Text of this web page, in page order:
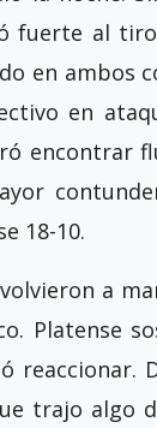
fuerte al
en ambos
en
encontrar
18-10.
a
Platense
trajo algo